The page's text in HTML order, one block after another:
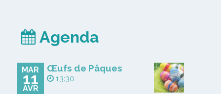
Agenda
MAR
11
AVR
Œufs de Pâques
13:30